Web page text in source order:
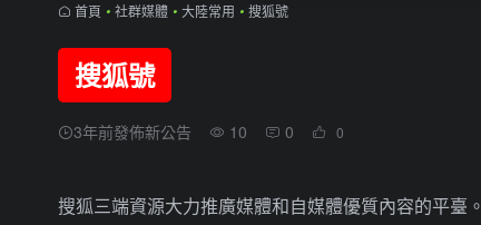
首頁 • 社群媒體 • 大陸常用 • 搜狐號
搜狐號
3年前發佈新公告 10 0 0
搜狐三端資源大力推廣媒體和自媒體優質內容的平臺。